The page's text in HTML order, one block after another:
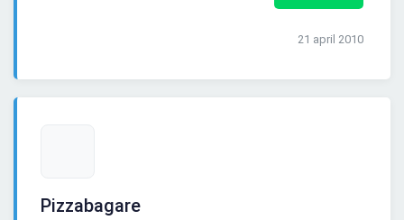
21 april 2010
Pizzabagare